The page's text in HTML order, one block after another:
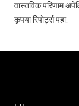
वास्तविक परिणाम
कृपया रिपोर्ट्स पहा.